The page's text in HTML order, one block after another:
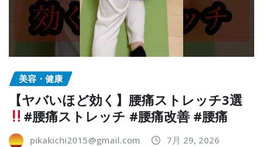
美容・健康
【ヤバいほど効く】腰痛ストレッチ3選
#腰痛ストレッチ #腰痛改善 #腰痛
pikakichi2015@gmail.com 7月 29, 2026